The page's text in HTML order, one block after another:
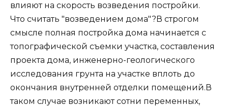
влияют на скорость возведения постройки. ️
Что считать "возведением дома"?В строгом
смысле полная постройка дома начинается с
топографической съемки участка, составления
проекта дома, инженерно-геологического
исследования грунта на участке вплоть до
окончания внутренней отделки помещений.В
таком случае возникают сотни переменных,